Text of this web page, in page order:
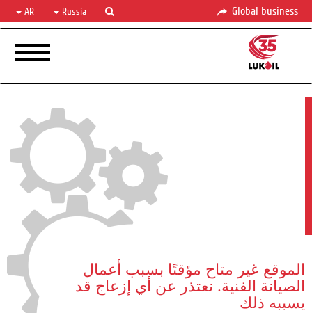
Global business
Russia
AR
الموقع غير متاح مؤقتًا بسبب أعمال
الصيانة الفنية. نعتذر عن أي إزعاج قد
يسببه ذلك